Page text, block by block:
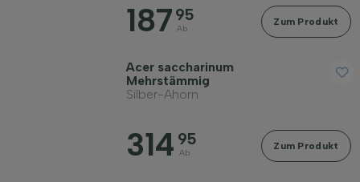
187 95
Ab
Zum Produkt
Acer saccharinum
Mehrstämmig
Silber-Ahorn
314 95
Ab
Zum Produkt